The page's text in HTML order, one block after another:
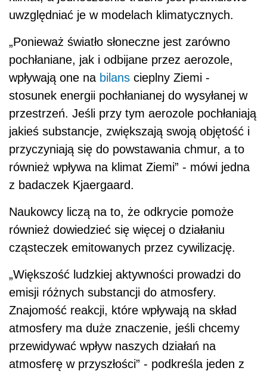
uwzględniać je w modelach klimatycznych.
„Ponieważ światło słoneczne jest zarówno
pochłaniane, jak i odbijane przez aerozole,
wpływają one na bilans cieplny Ziemi -
stosunek energii pochłanianej do wysyłanej w
przestrzeń. Jeśli przy tym aerozole pochłaniają
jakieś substancje, zwiększają swoją objętość i
przyczyniają się do powstawania chmur, a to
również wpływa na klimat Ziemi” - mówi jedna
z badaczek Kjaergaard.
Naukowcy liczą na to, że odkrycie pomoże
również dowiedzieć się więcej o działaniu
cząsteczek emitowanych przez cywilizację.
„Większość ludzkiej aktywności prowadzi do
emisji różnych substancji do atmosfery.
Znajomość reakcji, które wpływają na skład
atmosfery ma duże znaczenie, jeśli chcemy
przewidywać wpływ naszych działań na
atmosferę w przyszłości” - podkreśla jeden z